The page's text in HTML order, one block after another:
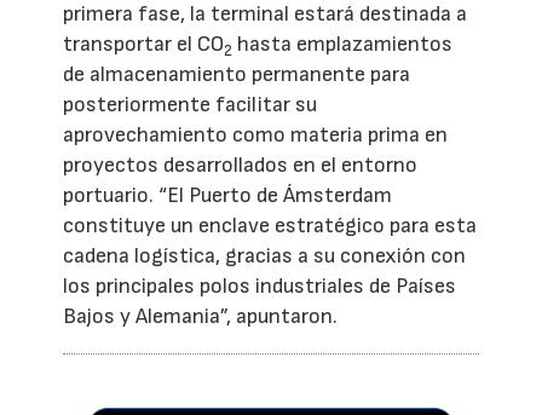
primera fase, la terminal estará destinada a
transportar el CO2 hasta emplazamientos
de almacenamiento permanente para
posteriormente facilitar su
aprovechamiento como materia prima en
proyectos desarrollados en el entorno
portuario. “El Puerto de Ámsterdam
constituye un enclave estratégico para esta
cadena logística, gracias a su conexión con
los principales polos industriales de Países
Bajos y Alemania”, apuntaron.